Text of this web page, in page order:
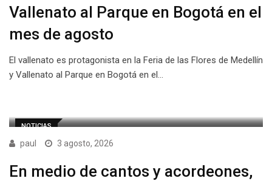
Vallenato al Parque en Bogotá en el
mes de agosto
El vallenato es protagonista en la Feria de las Flores de Medellín
y Vallenato al Parque en Bogotá en el…
NOTICIAS
paul 3 agosto, 2026
En medio de cantos y acordeones,